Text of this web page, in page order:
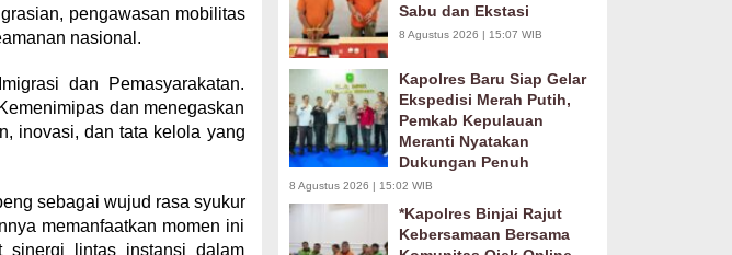
pengawasan mobilitas
nasional.
dan Pemasyarakatan.
dan menegaskan
inovasi, dan tata kelola yang
sebagai wujud rasa syukur
memanfaatkan momen ini
sinergi lintas instansi dalam
Sabu dan Ekstasi
8 Agustus 2026 | 15:07 WIB
Kapolres Baru Siap Gelar
Ekspedisi Merah Putih,
Pemkab Kepulauan
Meranti Nyatakan
Dukungan Penuh
8 Agustus 2026 | 15:02 WIB
*Kapolres Binjai Rajut
Kebersamaan Bersama